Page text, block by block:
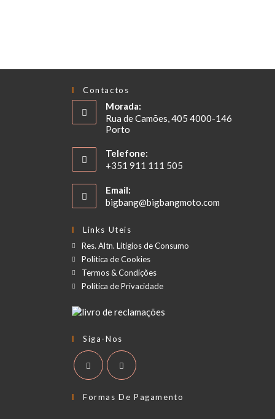
Contactos
Morada:
Rua de Camões, 405 4000-146
Porto
Telefone:
+351 911 111 505
Email:
bigbang@bigbangmoto.com
Links Uteis
Res. Altn. Litígios de Consumo
Política de Cookies
Termos & Condições
Politica de Privacidade
Siga-Nos
Formas De Pagamento